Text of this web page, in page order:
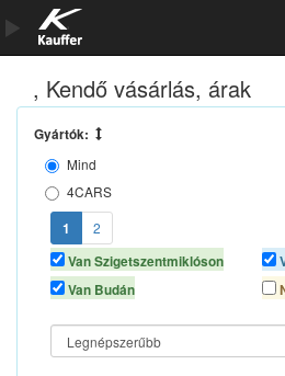
Szerszámkatalógus
Kosár
Alkatrészek
, Kendő vásárlás, árak
Gyártók:
Mind
4CARS
ARMOR ALL
AUTOLIFE
AUTOMAX
K2
LOTUS CLEANING
MOTUL
1
2
Van Szigetszentmiklóson
Van Budán